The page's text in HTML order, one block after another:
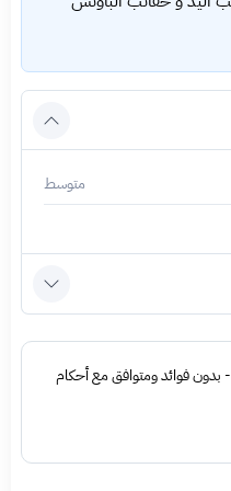
متوسط
- بدون فوائد ومتوافق مع أحكام